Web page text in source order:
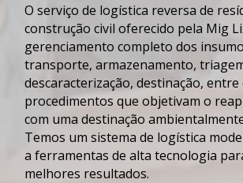
O serviço de logística reversa de
construção civil oferecido pela Mig
gerenciamento completo dos
transporte, armazenamento,
descaracterização, destinação,
procedimentos que objetivam o
com uma destinação
Temos um sistema de logística
a ferramentas de alta tecnologia
melhores resultados.